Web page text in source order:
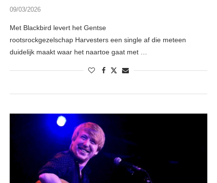
09/03/2026
Met Blackbird levert het Gentse
rootsrockgezelschap Harvesters een single af die meteen
duidelijk maakt waar het naartoe gaat met …